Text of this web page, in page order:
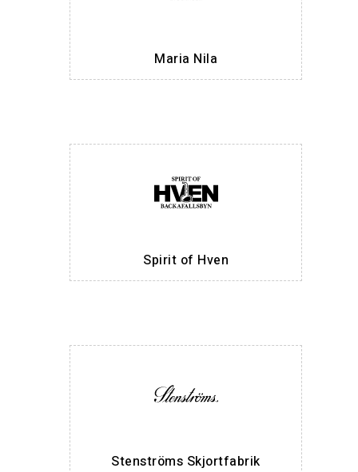
Maria Nila
Spirit of Hven
Stenströms Skjortfabrik